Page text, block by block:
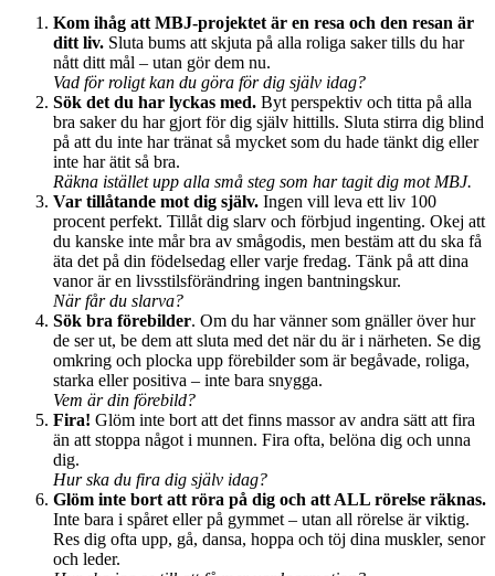
Kom ihåg att MBJ-projektet är en resa och den resan är
ditt liv. Sluta bums att skjuta på alla roliga saker tills du har
nått ditt mål – utan gör dem nu.
Vad för roligt kan du göra för dig själv idag?
Sök det du har lyckas med. Byt perspektiv och titta på alla
bra saker du har gjort för dig själv hittills. Sluta stirra dig blind
på att du inte har tränat så mycket som du hade tänkt dig eller
inte har ätit så bra.
Räkna istället upp alla små steg som har tagit dig mot MBJ.
Var tillåtande mot dig själv. Ingen vill leva ett liv 100
procent perfekt. Tillåt dig slarv och förbjud ingenting. Okej att
du kanske inte mår bra av smågodis, men bestäm att du ska få
äta det på din födelsedag eller varje fredag. Tänk på att dina
vanor är en livsstilsförändring ingen bantningskur.
När får du slarva?
Sök bra förebilder. Om du har vänner som gnäller över hur
de ser ut, be dem att sluta med det när du är i närheten. Se dig
omkring och plocka upp förebilder som är begåvade, roliga,
starka eller positiva – inte bara snygga.
Vem är din förebild?
Fira! Glöm inte bort att det finns massor av andra sätt att fira
än att stoppa något i munnen. Fira ofta, belöna dig och unna
dig.
Hur ska du fira dig själv idag?
Glöm inte bort att röra på dig och att ALL rörelse räknas.
Inte bara i spåret eller på gymmet – utan all rörelse är viktig.
Res dig ofta upp, gå, dansa, hoppa och töj dina muskler, senor
och leder.